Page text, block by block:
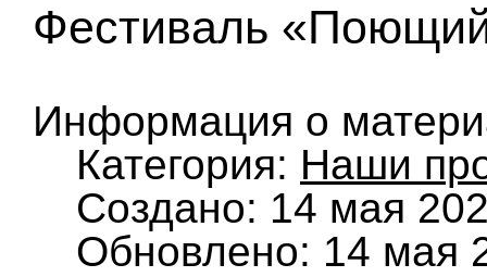
Фестиваль
Информация о
Категория: Наши
Создано: 14 мая
Обновлено: 14 мая